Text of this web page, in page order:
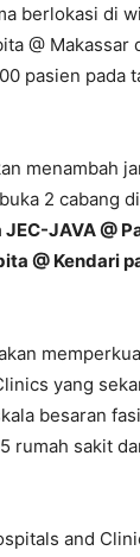
berlokasi di
@
pasien pada
menambah
2 cabang
JAVA @
@ Kendari
yang
besaran
rumah sakit
and